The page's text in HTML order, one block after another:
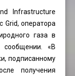
Infrastructure
Grid, оператора
газа в
сообщении. «В
подписанному
получения